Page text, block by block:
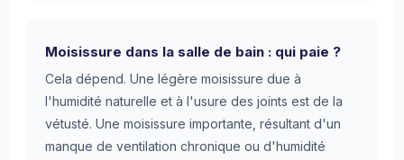
Moisissure dans la salle de bain : qui paie ?
Cela dépend. Une légère moisissure due à
l'humidité naturelle et à l'usure des joints est de la
vétusté. Une moisissure importante, résultant d'un
manque de ventilation chronique ou d'humidité